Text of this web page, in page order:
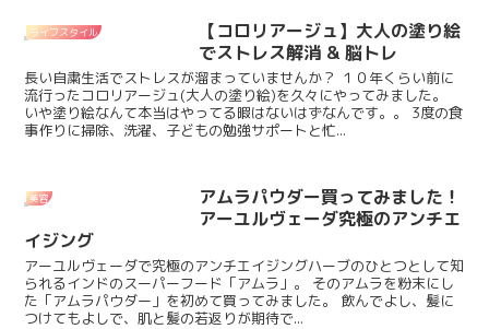
ライフスタイル
【コロリアージュ】大人の塗り絵
でストレス解消 & 脳トレ
長い自粛生活でストレスが溜まっていませんか？ １０年くらい前に
流行ったコロリアージュ(大人の塗り絵)を久々にやってみました。
いや塗り絵なんて本当はやってる暇はないはずなんです。。 3度の食
事作りに掃除、洗濯、子どもの勉強サポートと忙...
美容
アムラパウダー買ってみました！
アーユルヴェーダ究極のアンチエ
イジング
アーユルヴェーダで究極のアンチエイジングハーブのひとつとして知
られるインドのスーパーフード「アムラ」。 そのアムラを粉末にし
た「アムラパウダー」を初めて買ってみました。 飲んでよし、髪に
つけてもよしで、肌と髪の若返りが期待で...